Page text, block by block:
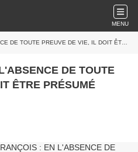
MENU
PREUVE DE VIE, IL DOIT ÊTRE PRÉSUMÉ MORT
DE TOUTE
ÊTRE PRÉSUMÉ